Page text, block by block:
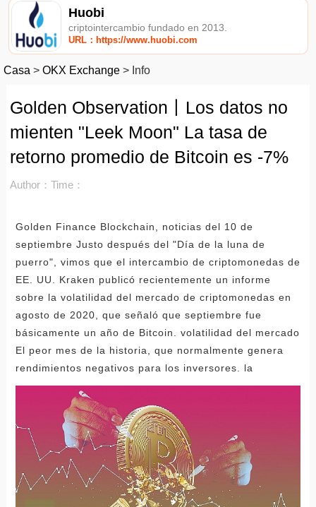
Huobi
criptointercambio fundado en 2013.
URL：https://www.huobi.com
Casa > OKX Exchange > Info
Golden Observation丨Los datos no
mienten "Leek Moon" La tasa de
retorno promedio de Bitcoin es -7%
Author： Time：
Golden Finance Blockchain, noticias del 10 de
septiembre Justo después del "Día de la luna de
puerro", vimos que el intercambio de criptomonedas de
EE. UU. Kraken publicó recientemente un informe
sobre la volatilidad del mercado de criptomonedas en
agosto de 2020, que señaló que septiembre fue
básicamente un año de Bitcoin. volatilidad del mercado
El peor mes de la historia, que normalmente genera
rendimientos negativos para los inversores. la